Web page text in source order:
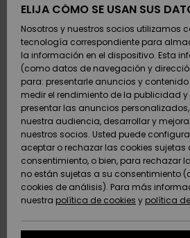
Zapatos y
chanclas
Surf
Snow
Novedades
Destacados
Zapatos y
chanclas
Surf
Snow
Novedades
Destacados
Destacados
Snow
SURF
Highlights
Comunidad
SNOW
Snow Niños
Tienda
Snow Mujer
Destacados
Comunidad
DOBLE
PROMO
Outlet
Mujer
AYUDA &
CONTACTO
Devoluciones
Pago
Tarjeta de
regalo
Quiksilver
Freedom
Protección de
datos
personales
SOSTENIBILIDAD
ELIJA CÓMO SE USAN SUS
Nosotros y nuestros socios utilizamos
tecnología correspondiente para
la información en el dispositivo. Esta
(como datos de navegación y
para: presentarle anuncios y
medir el rendimiento de la publicidad
presentar las anuncios
nuestra audiencia, desarrollar y
nuestros socios. Usted puede
aceptar o rechazar las cookies sujetas
consentimiento, o bien, para rechazar
no están sujetas a su consentimiento
cookies de análisis). Para más
nuestra política de cookies y política